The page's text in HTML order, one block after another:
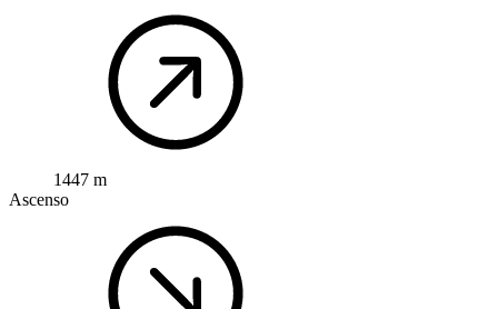
1447 m
Ascenso